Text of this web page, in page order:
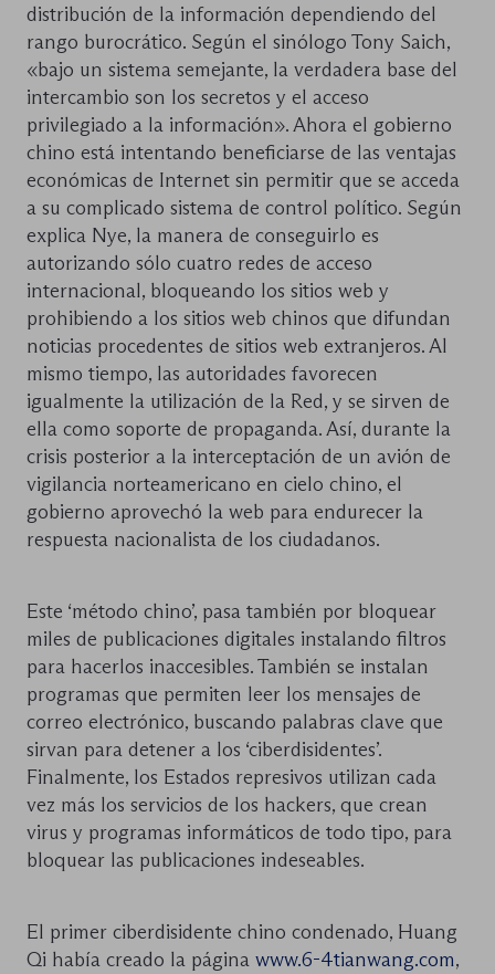
distribución de la información dependiendo del
rango burocrático. Según el sinólogo Tony Saich,
«bajo un sistema semejante, la verdadera base del
intercambio son los secretos y el acceso
privilegiado a la información». Ahora el gobierno
chino está intentando beneficiarse de las ventajas
económicas de Internet sin permitir que se acceda
a su complicado sistema de control político. Según
explica Nye, la manera de conseguirlo es
autorizando sólo cuatro redes de acceso
internacional, bloqueando los sitios web y
prohibiendo a los sitios web chinos que difundan
noticias procedentes de sitios web extranjeros. Al
mismo tiempo, las autoridades favorecen
igualmente la utilización de la Red, y se sirven de
ella como soporte de propaganda. Así, durante la
crisis posterior a la interceptación de un avión de
vigilancia norteamericano en cielo chino, el
gobierno aprovechó la web para endurecer la
respuesta nacionalista de los ciudadanos.
Este ‘método chino’, pasa también por bloquear
miles de publicaciones digitales instalando filtros
para hacerlos inaccesibles. También se instalan
programas que permiten leer los mensajes de
correo electrónico, buscando palabras clave que
sirvan para detener a los ‘ciberdisidentes’.
Finalmente, los Estados represivos utilizan cada
vez más los servicios de los hackers, que crean
virus y programas informáticos de todo tipo, para
bloquear las publicaciones indeseables.
El primer ciberdisidente chino condenado, Huang
Qi había creado la página www.6-4tianwang.com,